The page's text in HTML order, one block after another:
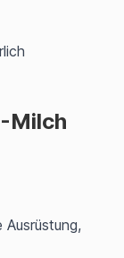
Milch